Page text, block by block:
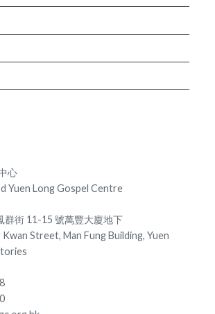
心
Yuen Long Gospel Centre
群街 11-15 號萬豐大廈地下
Street, Man Fung Building, Yuen